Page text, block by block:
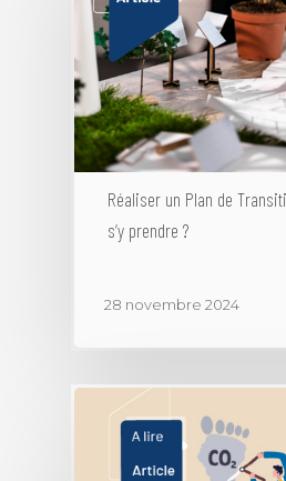
Réaliser un Plan de
s’y prendre ?
28 novembre 2024